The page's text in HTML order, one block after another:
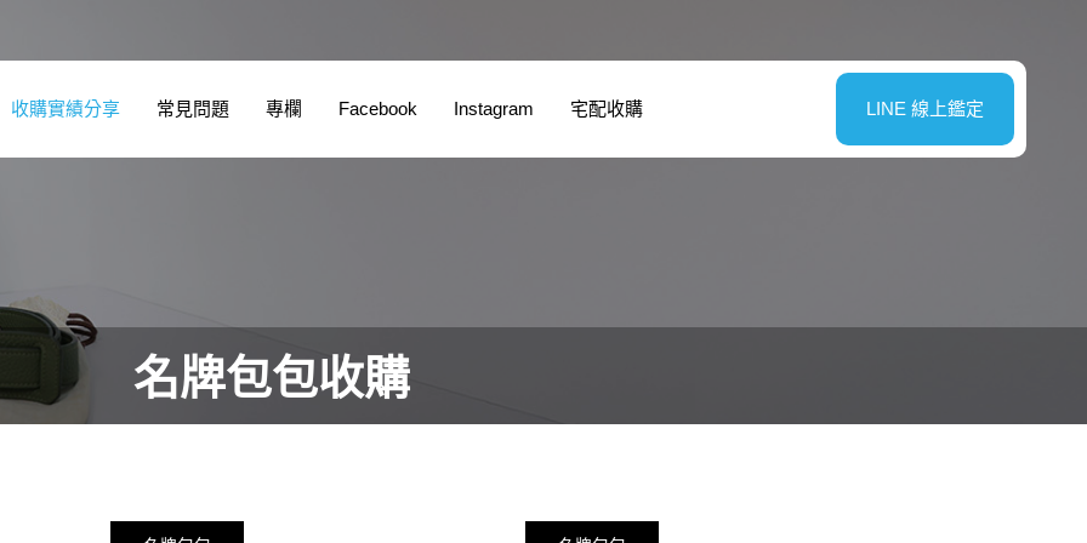
收購實績分享 常見問題 專欄 Facebook Instagram 宅配收購 LINE 線上鑑定
名牌包包收購